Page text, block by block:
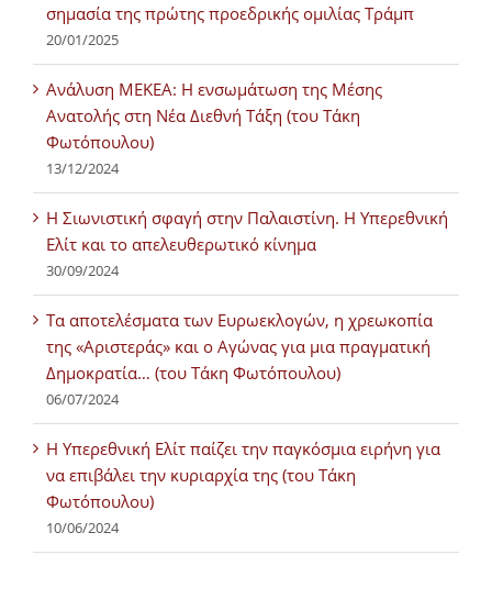
σημασία της πρώτης προεδρικής ομιλίας Τράμπ
20/01/2025
Ανάλυση ΜΕΚΕΑ: Η ενσωμάτωση της Μέσης
Ανατολής στη Νέα Διεθνή Τάξη (του Τάκη
Φωτόπουλου)
13/12/2024
Η Σιωνιστική σφαγή στην Παλαιστίνη. Η Υπερεθνική
Ελίτ και το απελευθερωτικό κίνημα
30/09/2024
Τα αποτελέσματα των Ευρωεκλογών, η χρεωκοπία
της «Αριστεράς» και ο Αγώνας για μια πραγματική
Δημοκρατία… (του Τάκη Φωτόπουλου)
06/07/2024
H Υπερεθνική Ελίτ παίζει την παγκόσμια ειρήνη για
να επιβάλει την κυριαρχία της (του Τάκη
Φωτόπουλου)
10/06/2024